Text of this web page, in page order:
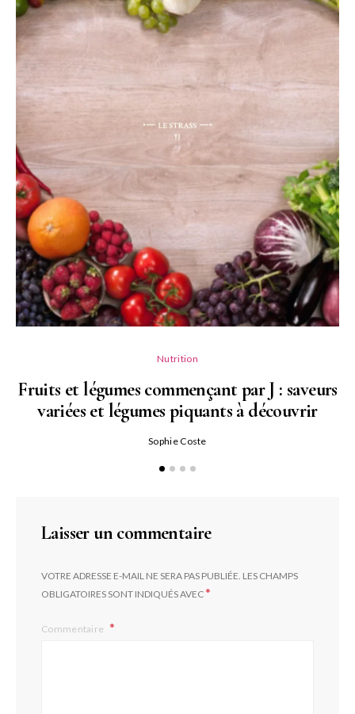
Nutrition
Fruits et légumes commençant par J : saveurs
variées et légumes piquants à découvrir
Sophie Coste
Laisser un commentaire
VOTRE ADRESSE E-MAIL NE SERA PAS PUBLIÉE. LES CHAMPS
OBLIGATOIRES SONT INDIQUÉS AVEC*
Commentaire